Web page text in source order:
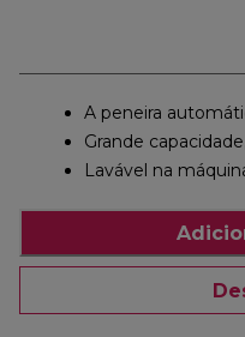
A peneira
Grande
Lavável na